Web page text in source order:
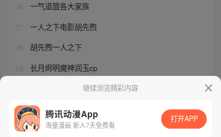
26 一气道盟各大家族
27 一人之下电影胡先煦
28 胡先煦一人之下
29 长月烬明魔神润玉cp
一人之下王也第几集回家继续浏览精彩内容
腾讯动漫App
海量漫画 新人7天免费看
打开APP